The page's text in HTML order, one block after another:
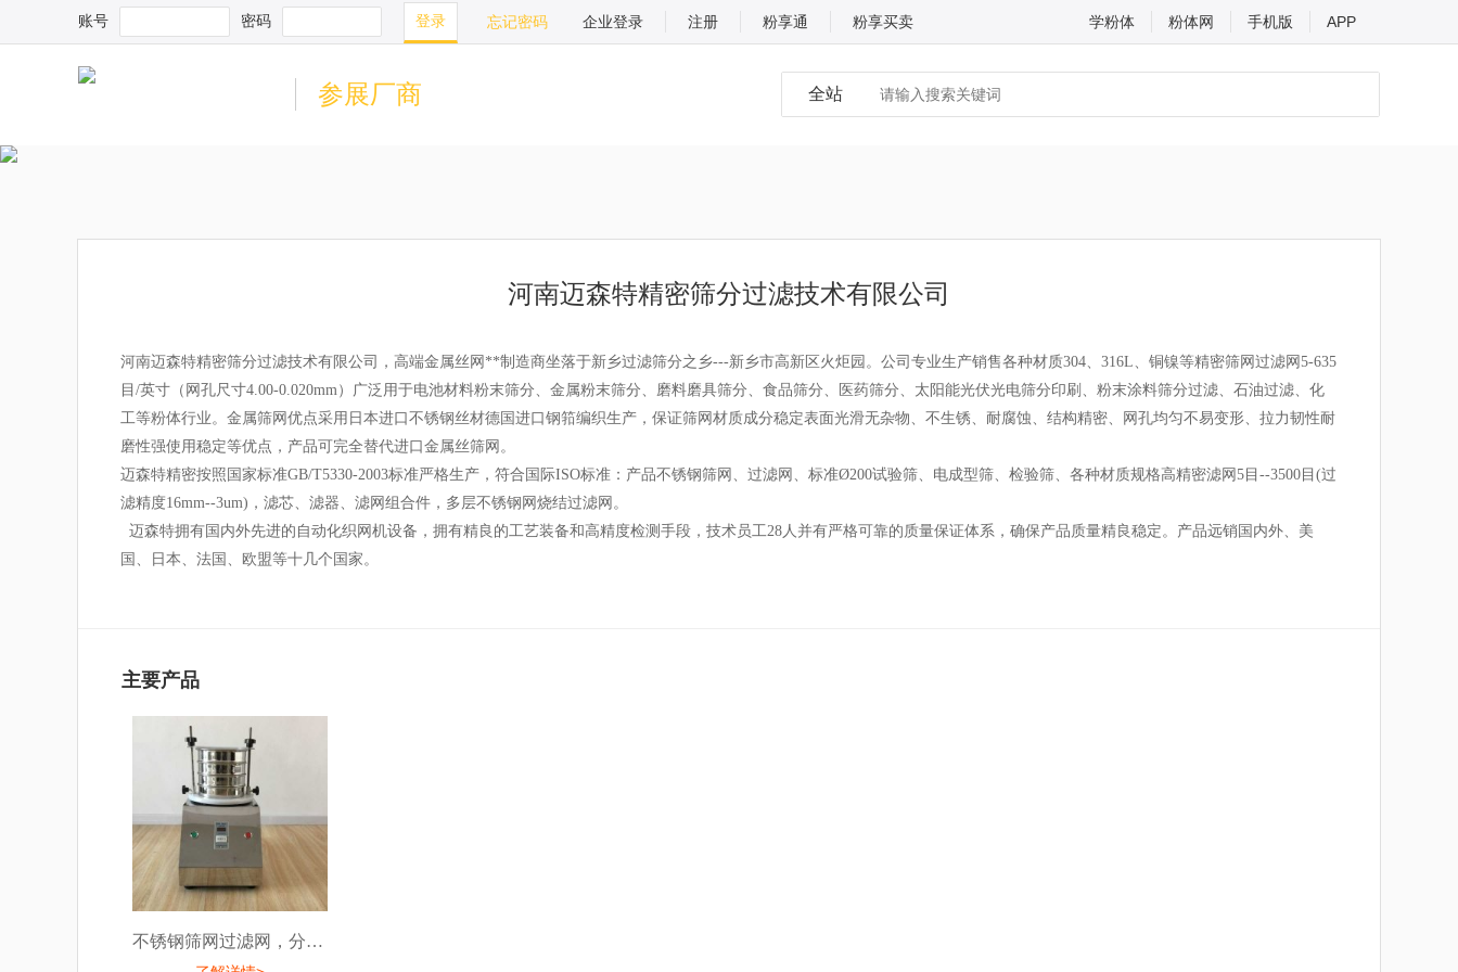
账号 密码 忘记密码 企业登录 注册 粉享通 粉享买卖 学粉体 粉体网 手机版 APP
参展厂商 全站
河南迈森特精密筛分过滤技术有限公司
河南迈森特精密筛分过滤技术有限公司，高端金属丝网**制造商坐落于新乡过滤筛分之乡---新乡市高新区火炬园。公司专业生产销售各种材质304、316L、铜镍等精密筛网过滤网5-635
目/英寸（网孔尺寸4.00-0.020mm）广泛用于电池材料粉末筛分、金属粉末筛分、磨料磨具筛分、食品筛分、医药筛分、太阳能光伏光电筛分印刷、粉末涂料筛分过滤、石油过滤、化
工等粉体行业。金属筛网优点采用日本进口不锈钢丝材德国进口钢筘编织生产，保证筛网材质成分稳定表面光滑无杂物、不生锈、耐腐蚀、结构精密、网孔均匀不易变形、拉力韧性耐
磨性强使用稳定等优点，产品可完全替代进口金属丝筛网。
迈森特精密按照国家标准GB/T5330-2003标准严格生产，符合国际ISO标准：产品不锈钢筛网、过滤网、标准Ø200试验筛、电成型筛、检验筛、各种材质规格高精密滤网5目--3500目(过
滤精度16mm--3um)，滤芯、滤器、滤网组合件，多层不锈钢网烧结过滤网。
迈森特拥有国内外先进的自动化织网机设备，拥有精良的工艺装备和高精度检测手段，技术员工28人并有严格可靠的质量保证体系，确保产品质量精良稳定。产品远销国内外、美
国、日本、法国、欧盟等十几个国家。
主要产品
不锈钢筛网过滤网，分样筛